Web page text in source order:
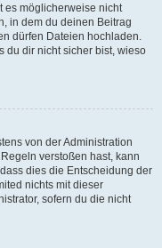
es möglicherweise nicht
in dem du deinen Beitrag
dürfen Dateien hochladen.
du dir nicht sicher bist, wieso
von der Administration
verstoßen hast, kann
dies die Entscheidung der
nichts mit dieser
sofern du die nicht